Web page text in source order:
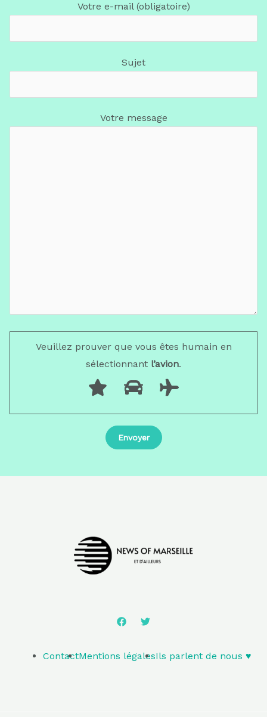
Votre e-mail (obligatoire)
Sujet
Votre message
Veuillez prouver que vous êtes humain en
sélectionnant l’avion.
ContactMentions légalesIls parlent de nous ♥️